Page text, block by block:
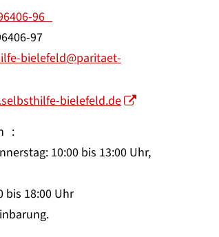
96
97
bielefeld@paritaet-
bielefeld.de
:
10:00 bis 13:00 Uhr,
bis 18:00 Uhr